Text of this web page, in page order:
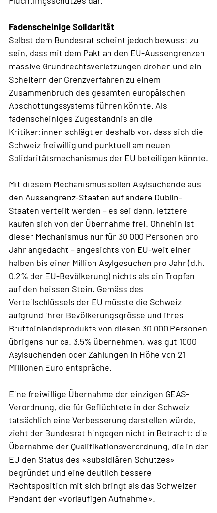
Fadenscheinige Solidarität
Selbst dem Bundesrat scheint jedoch bewusst zu
sein, dass mit dem Pakt an den EU-Aussengrenzen
massive Grundrechtsverletzungen drohen und ein
Scheitern der Grenzverfahren zu einem
Zusammenbruch des gesamten europäischen
Abschottungssystems führen könnte. Als
fadenscheiniges Zugeständnis an die
Kritiker:innen schlägt er deshalb vor, dass sich die
Schweiz freiwillig und punktuell am neuen
Solidaritätsmechanismus der EU beteiligen könnte.
Mit diesem Mechanismus sollen Asylsuchende aus
den Aussengrenz-Staaten auf andere Dublin-
Staaten verteilt werden – es sei denn, letztere
kaufen sich von der Übernahme frei. Ohnehin ist
dieser Mechanismus nur für 30 000 Personen pro
Jahr angedacht – angesichts von EU-weit einer
halben bis einer Million Asylgesuchen pro Jahr (d.h.
0.2% der EU-Bevölkerung) nichts als ein Tropfen
auf den heissen Stein. Gemäss des
Verteilschlüssels der EU müsste die Schweiz
aufgrund ihrer Bevölkerungsgrösse und ihres
Bruttoinlandsprodukts von diesen 30 000 Personen
übrigens nur ca. 3.5% übernehmen, was gut 1000
Asylsuchenden oder Zahlungen in Höhe von 21
Millionen Euro entspräche.
Eine freiwillige Übernahme der einzigen GEAS-
Verordnung, die für Geflüchtete in der Schweiz
tatsächlich eine Verbesserung darstellen würde,
zieht der Bundesrat hingegen nicht in Betracht: die
Übernahme der Qualifikationsverordnung, die in der
EU den Status des «subsidiären Schutzes»
begründet und eine deutlich bessere
Rechtsposition mit sich bringt als das Schweizer
Pendant der «vorläufigen Aufnahme».